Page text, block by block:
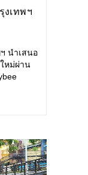
งเทพฯ
นม
นำเสนอ
หม่ผ่าน